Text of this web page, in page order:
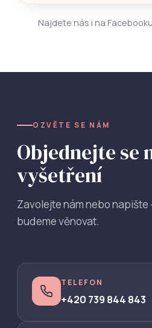
Najdete nás i na
OZVĚTE SE NÁM
Objednejte se
vyšetření
Zavolejte nám nebo napište
budeme věnovat.
TELEFON
+420 739 844 843